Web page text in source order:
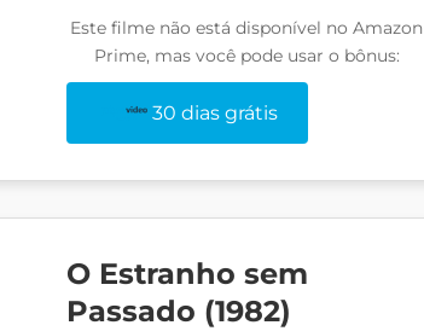
Este filme não está disponível no Amazon
Prime, mas você pode usar o bônus:
30 dias grátis
O Estranho sem
Passado (1982)